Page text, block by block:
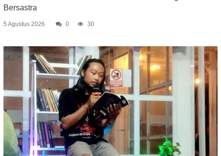
Bersastra
5 Agustus 2026 0 30